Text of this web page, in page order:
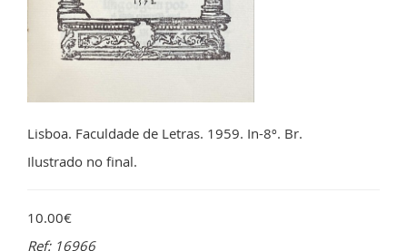
Lisboa. Faculdade de Letras. 1959. In-8º. Br.
Ilustrado no final.
10.00€
Ref: 16966